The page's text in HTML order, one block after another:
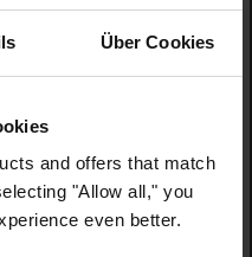
Über Cookies
and offers that match
"Allow all," you
even better.